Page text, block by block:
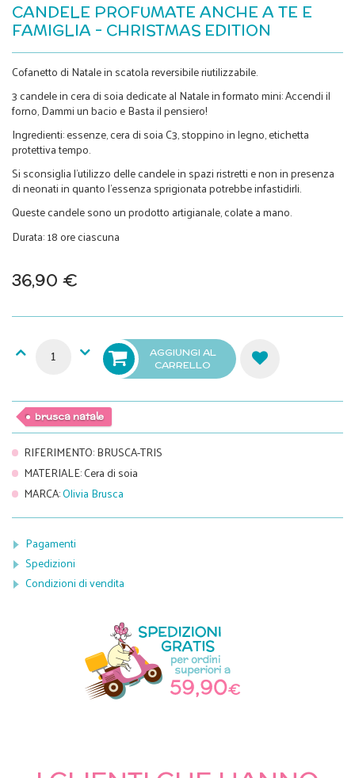
CANDELE PROFUMATE ANCHE A TE E
FAMIGLIA - CHRISTMAS EDITION
Cofanetto di Natale in scatola reversibile riutilizzabile.
3 candele in cera di soia dedicate al Natale in formato mini: Accendi il
forno, Dammi un bacio e Basta il pensiero!
Ingredienti: essenze, cera di soia C3, stoppino in legno, etichetta
protettiva tempo.
Si sconsiglia l'utilizzo delle candele in spazi ristretti e non in presenza
di neonati in quanto l'essenza sprigionata potrebbe infastidirli.
Queste candele sono un prodotto artigianale, colate a mano.
Durata: 18 ore ciascuna
36,90 €
AGGIUNGI AL
CARRELLO
brusca natale
RIFERIMENTO:BRUSCA-TRIS
MATERIALE:Cera di soia
MARCA:Olivia Brusca
Pagamenti
Spedizioni
Condizioni di vendita